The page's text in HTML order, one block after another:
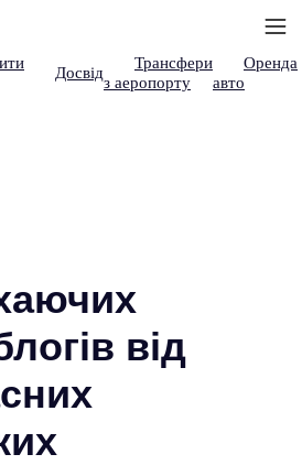
Досвід
Трансфери
з аеропорту
Оренда
авто
від